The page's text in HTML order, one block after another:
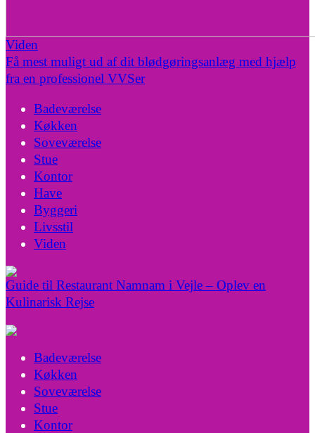
Viden
Få mest muligt ud af dit blødgøringsanlæg med hjælp
fra en professionel VVSer
Badeværelse
Køkken
Soveværelse
Stue
Kontor
Have
Byggeri
Livsstil
Viden
Guide til Restaurant Namnam i Vejle – Oplev en
Kulinarisk Rejse
Badeværelse
Køkken
Soveværelse
Stue
Kontor